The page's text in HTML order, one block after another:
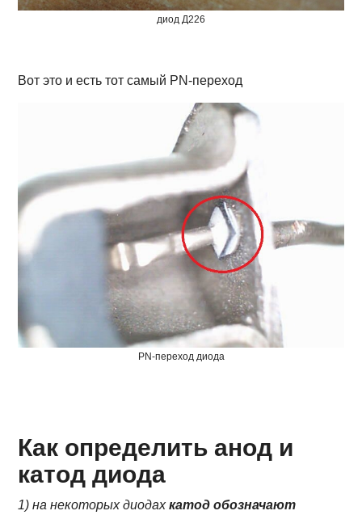
диод Д226
Вот это и есть тот самый PN-переход
PN-переход диода
Как определить анод и
катод диода
1) на некоторых диодахкатод обозначают